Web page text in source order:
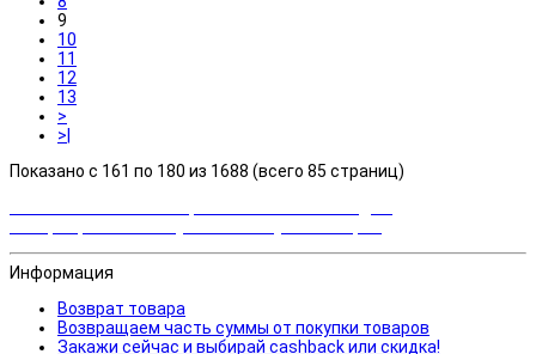
9
10
11
12
13
>
>|
Показано с 161 по 180 из 1688 (всего 85 страниц)
Информация
Возврат товара
Возвращаем часть суммы от покупки товаров
Закажи сейчас и выбирай cashback или скидка!